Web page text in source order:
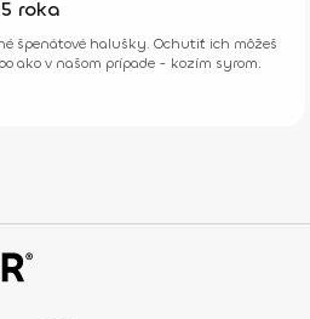
roka
špenátové halušky. Ochutiť ich môžeš
ako v našom prípade - kozím syrom.